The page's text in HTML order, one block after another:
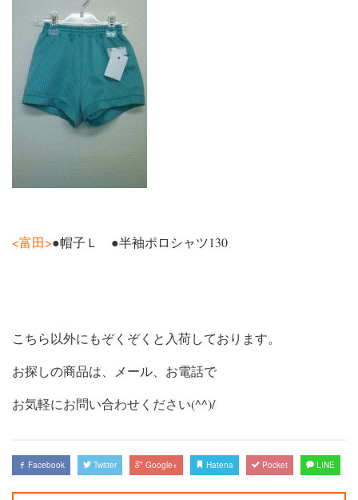
<富田>●帽子Ｌ ●半袖ポロシャツ130
こちら以外にもぞくぞくと入荷しております。
お探しの商品は、メール、お電話で
お気軽にお問い合わせください(^^)/
Facebook Twitter Google+ Hatena Pocket LINE